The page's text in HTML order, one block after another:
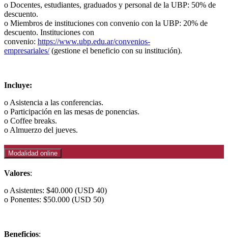
o Docentes, estudiantes, graduados y personal de la UBP: 50% de
descuento.
o Miembros de instituciones con convenio con la UBP: 20% de
descuento. Instituciones con
convenio: https://www.ubp.edu.ar/convenios-
empresariales/(gestione el beneficio con su institución).
Incluye:
o Asistencia a las conferencias.
o Participación en las mesas de ponencias.
o Coffee breaks.
o Almuerzo del jueves.
Modalidad online
Valores:
o Asistentes: $40.000 (USD 40)
o Ponentes: $50.000 (USD 50)
Beneficios: